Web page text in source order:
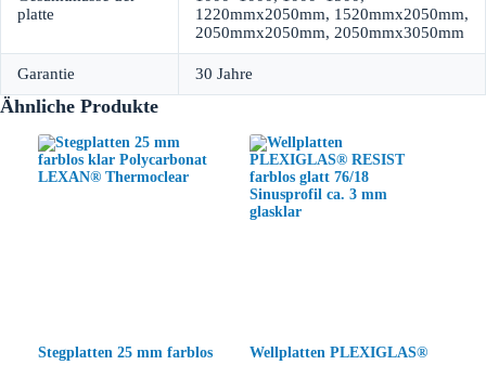
platte
1220mmx2050mm, 1520mmx2050mm,
2050mmx2050mm, 2050mmx3050mm
Garantie 30 Jahre
Ähnliche Produkte
Stegplatten 25 mm farblos
Wellplatten PLEXIGLAS®